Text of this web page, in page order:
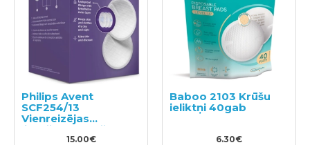
Philips Avent
SCF254/13
Vienreizējas
lietošanas krūštura
15.00€
Baboo 2103 Krūšu
ieliktņi 40gab
6.30€